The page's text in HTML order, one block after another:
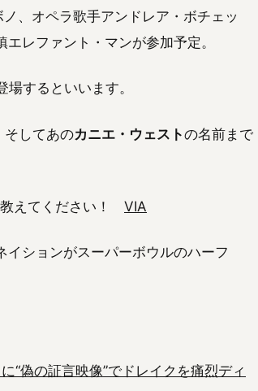
、オペラ歌手アンドレア・ボチェッ
レファント・マンが参加予定。
するといいます。
そしてあのカニエ・ウェストの名前まで
えてください！ VIA
ションがスーパーボウルのハーフ
“偽の証言映像”でドレイクを痛烈ディ